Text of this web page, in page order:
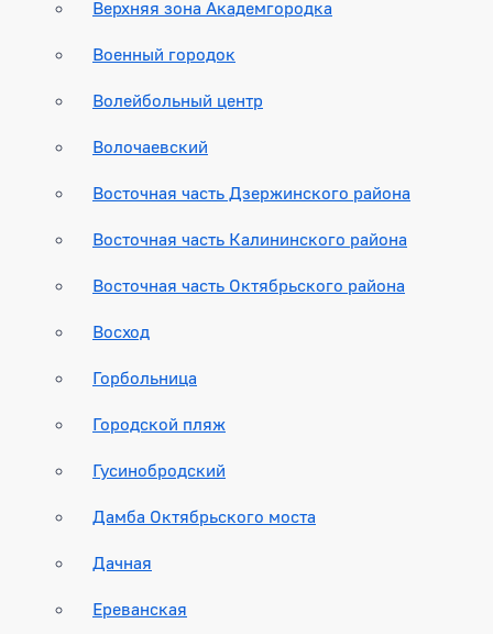
Верхняя зона Академгородка
Военный городок
Волейбольный центр
Волочаевский
Восточная часть Дзержинского района
Восточная часть Калининского района
Восточная часть Октябрьского района
Восход
Горбольница
Городской пляж
Гусинобродский
Дамба Октябрьского моста
Дачная
Ереванская